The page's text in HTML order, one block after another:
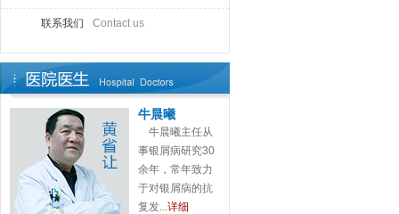
联系我们 Contact us
牛晨曦
牛晨曦主任从
事银屑病研究30
余年，常年致力
于对银屑病的抗
复发...详细